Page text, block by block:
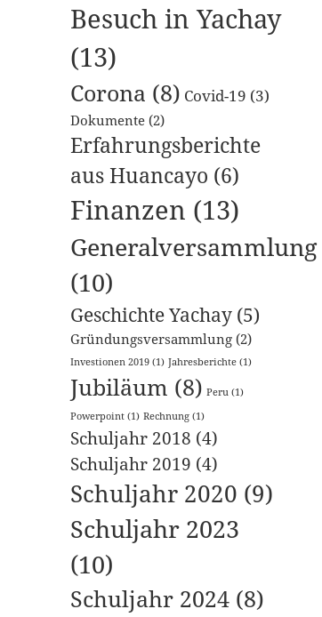
Besuch in Yachay
(13)
Corona (8) Covid-19 (3)
Dokumente (2)
Erfahrungsberichte
aus Huancayo (6)
Finanzen (13)
Generalversammlung
(10)
Geschichte Yachay (5)
Gründungsversammlung (2)
Investionen 2019 (1) Jahresberichte (1)
Jubiläum (8) Peru (1)
Powerpoint (1) Rechnung (1)
Schuljahr 2018 (4)
Schuljahr 2019 (4)
Schuljahr 2020 (9)
Schuljahr 2023
(10)
Schuljahr 2024 (8)